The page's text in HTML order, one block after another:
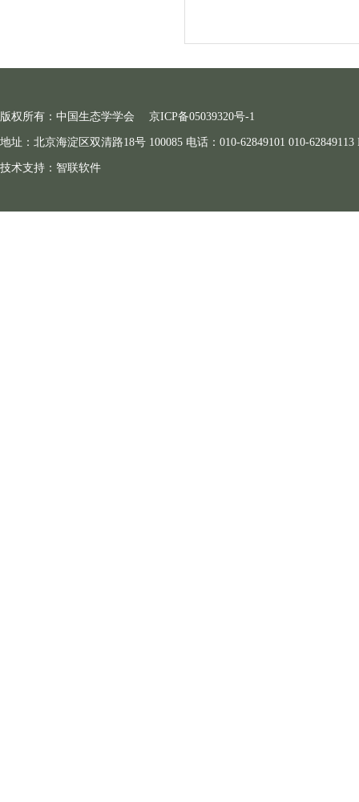
版权所有：中国生态学学会 京ICP备05039320号-1
地址：北京海淀区双清路18号 100085 电话：010-62849101 010-62849113
技术支持： 智联软件